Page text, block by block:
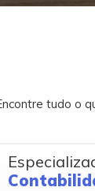
tudo o